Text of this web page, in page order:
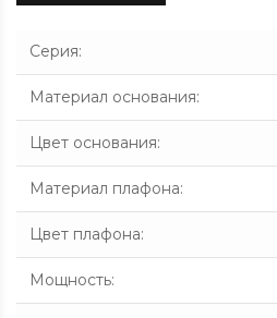
Серия:
Материал основания:
Цвет основания:
Материал плафона:
Цвет плафона:
Мощность: